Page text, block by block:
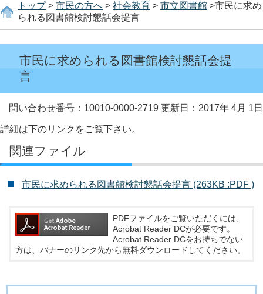
トップ> 市民の方へ > 社会教育 > 市立図書館 >市民に求め
られる図書館検討懇話会提言
市民に求められる図書館検討懇話会提
言
問い合わせ番号：10010-0000-2719 更新日：2017年 4月 1日
詳細は下のリンクをご覧下さい。
関連ファイル
市民に求められる図書館検討懇話会提言 (263KB :PDF )
PDFファイルをご覧いただくには、
Acrobat Reader DCが必要です。
Acrobat Reader DCをお持ちでない
方は、バナーのリンク先から無料ダウンロードしてください。